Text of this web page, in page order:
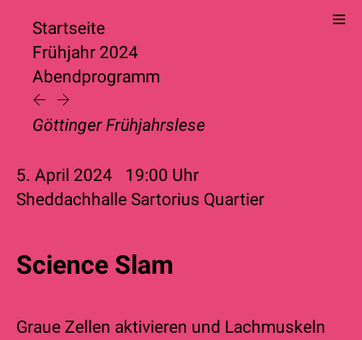
Startseite
Frühjahr 2024
Abendprogramm
Göttinger Frühjahrslese
5. April 2024 19:00 Uhr
Sheddachhalle Sartorius Quartier
Science Slam
Graue Zellen aktivieren und Lachmuskeln